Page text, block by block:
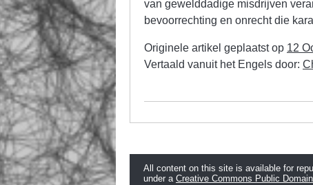
van gewelddadige misdrijven
bevoorrechting en onrecht die
Originele artikel geplaatst op 12
Vertaald vanuit het Engels door:
All content on this site is available for
under a Creative Commons Public Domain